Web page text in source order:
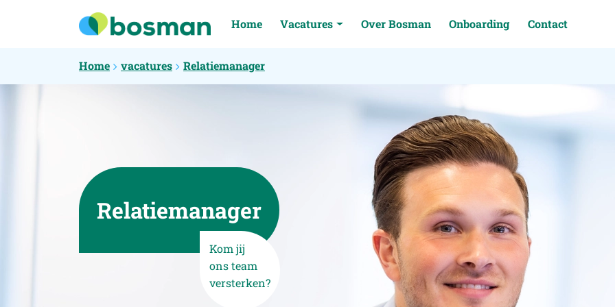
Home Vacatures Over Bosman Onboarding Contact
Home vacatures Relatiemanager
Relatiemanager
Kom jij
ons team
versterken?